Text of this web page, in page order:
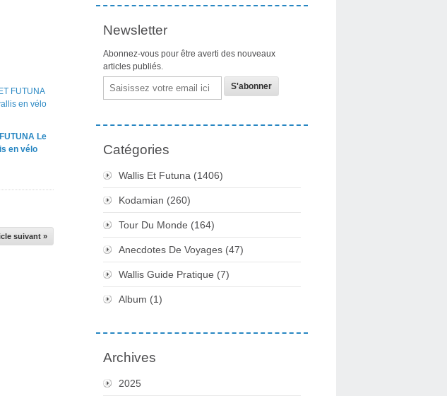
Le
en vélo
suivant »
Newsletter
Abonnez-vous pour être averti des nouveaux
articles publiés.
Email
Catégories
Wallis Et Futuna (1406)
Kodamian (260)
Tour Du Monde (164)
Anecdotes De Voyages (47)
Wallis Guide Pratique (7)
Album (1)
Archives
2025